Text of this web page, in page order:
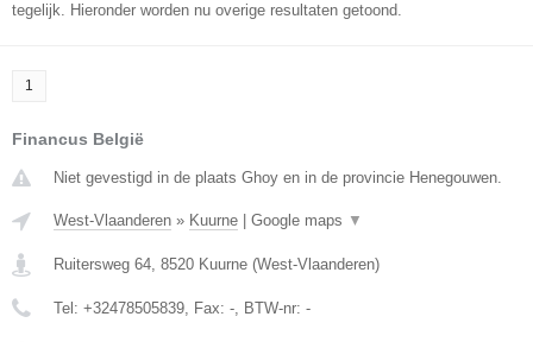
tegelijk. Hieronder worden nu overige resultaten getoond.
1
Financus België
Niet gevestigd in de plaats Ghoy en in de provincie Henegouwen.
West-Vlaanderen » Kuurne Google maps ▼
Ruitersweg 64, 8520 Kuurne (West-Vlaanderen)
Tel: +32478505839, Fax: -, BTW-nr: -